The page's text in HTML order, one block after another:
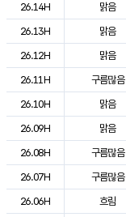
26.14H
맑음
26.13H
맑음
26.12H
맑음
26.11H
구름많음
26.10H
맑음
26.09H
맑음
26.08H
구름많음
26.07H
구름많음
26.06H
흐림